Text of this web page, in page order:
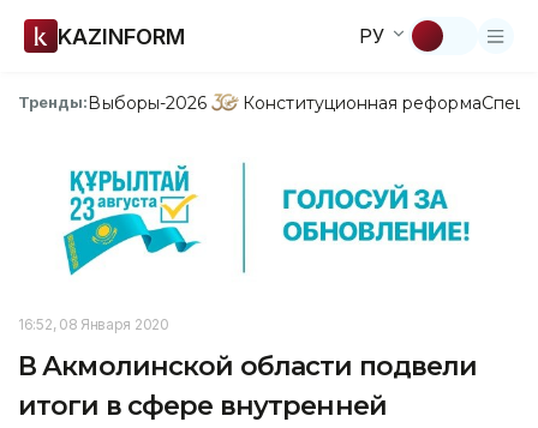
KAZINFORM РУ
Тренды:Выборы-2026 Конституционная реформа
16:52, 08 Января 2020
В Акмолинской области подвели
итоги в сфере внутренней